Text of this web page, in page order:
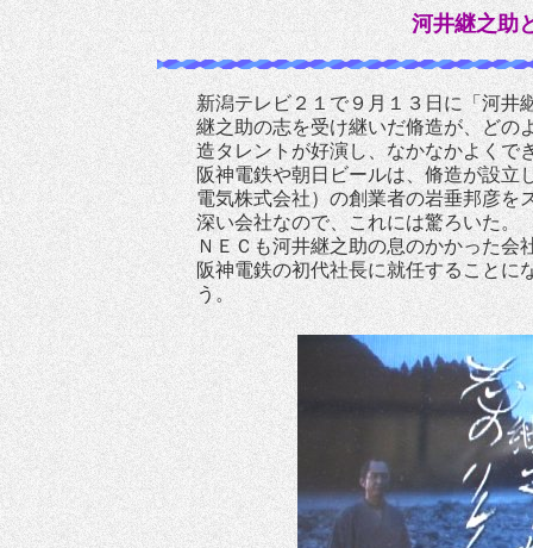
河井継之助
新潟テレビ２１で９月１３日に「河
継之助の志を受け継いだ脩造が、どの
造タレントが好演し、なかなかよくで
阪神電鉄や朝日ビールは、脩造が設立
電気株式会社）の創業者の岩垂邦彦を
深い会社なので、これには驚ろいた。
ＮＥＣも河井継之助の息のかかった会
阪神電鉄の初代社長に就任することに
う。